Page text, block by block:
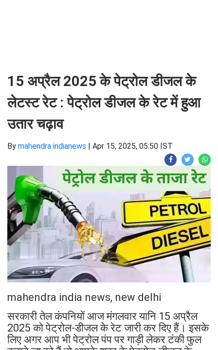
15 अप्रैल 2025 के पेट्रोल डीजल के
लेटस्ट रेट : पेट्रोल डीजल के रेट में हुआ
उतार चढ़ाव
By mahendra indianews | Apr 15, 2025, 05:50 IST
mahendra india news, new delhi
सरकारी तेल कंपनियों आज मंगलवार यानि 15 अप्रैल
2025 को पेट्रोल-डीजल के रेट जारी कर दिए हैं। इसके
लिए अगर आप भी पेट्रोल पंप पर गाड़ी लेकर टंकी फुल